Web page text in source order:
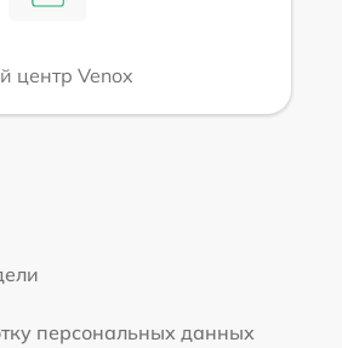
центр Venox
персональных данных